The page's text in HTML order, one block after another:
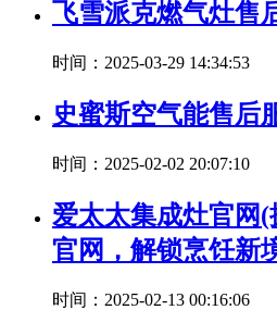
飞雪派克燃气灶售
时间：2025-03-29 14:34:53
史蜜斯空气能售后
时间：2025-02-02 20:07:10
爱太太集成灶官网
官网，解锁烹饪新
时间：2025-02-13 00:16:06